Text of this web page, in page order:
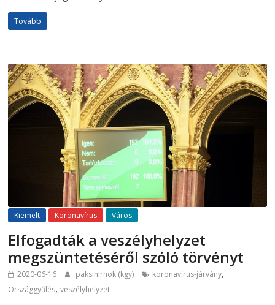
Tovább
Kiemelt Koronavírus Város
Elfogadták a veszélyhelyzet
megszüntetéséről szóló törvényt
2020-06-16 paksihirnok (kgy) koronavírus-járvány,
Országgyűlés,veszélyhelyzet